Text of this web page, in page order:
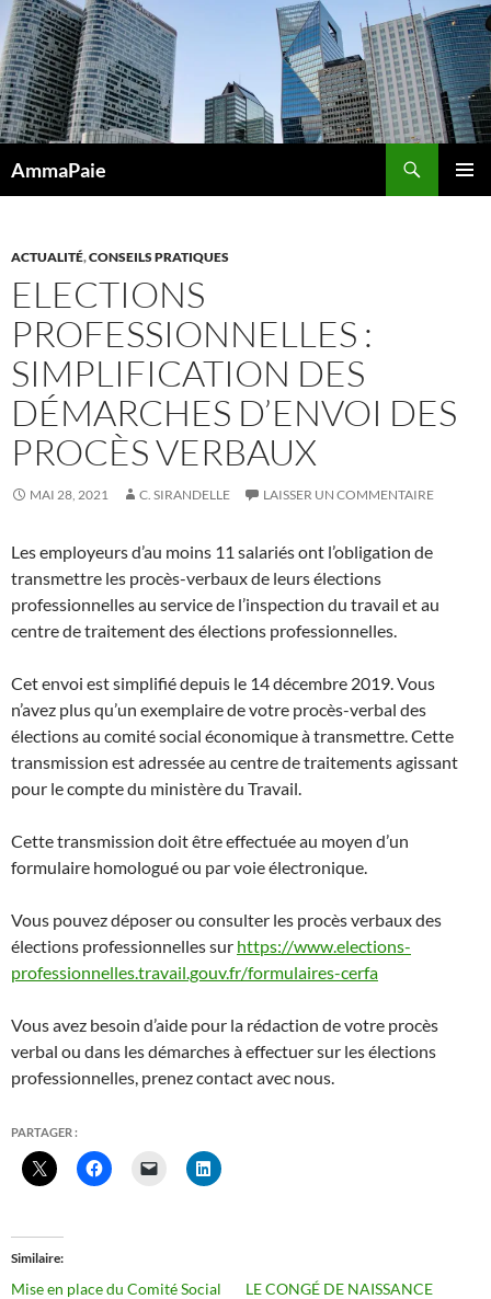
Aller
au
contenu
AmmaPaie
ACTUALITÉ,CONSEILS PRATIQUES
ELECTIONS
PROFESSIONNELLES :
SIMPLIFICATION DES
DÉMARCHES D’ENVOI DES
PROCÈS VERBAUX
MAI 28, 2021 C. SIRANDELLE LAISSER UN COMMENTAIRE
Les employeurs d’au moins 11 salariés ont l’obligation de
transmettre les procès-verbaux de leurs élections
professionnelles au service de l’inspection du travail et au
centre de traitement des élections professionnelles.
Cet envoi est simplifié depuis le 14 décembre 2019. Vous
n’avez plus qu’un exemplaire de votre procès-verbal des
élections au comité social économique à transmettre. Cette
transmission est adressée au centre de traitements agissant
pour le compte du ministère du Travail.
Cette transmission doit être effectuée au moyen d’un
formulaire homologué ou par voie électronique.
Vous pouvez déposer ou consulter les procès verbaux des
élections professionnelles sur https://www.elections-
professionnelles.travail.gouv.fr/formulaires-cerfa
Vous avez besoin d’aide pour la rédaction de votre procès
verbal ou dans les démarches à effectuer sur les élections
professionnelles, prenez contact avec nous.
PARTAGER :
Similaire
Mise en place du Comité Social
LE CONGÉ DE NAISSANCE